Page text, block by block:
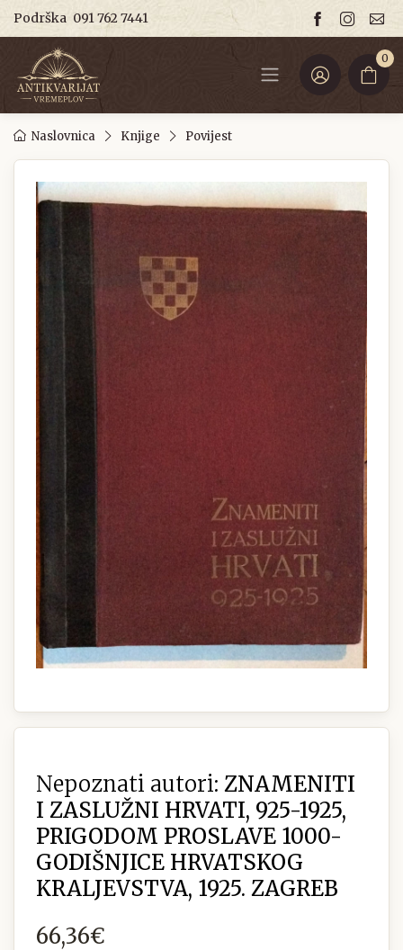
Podrška 091 762 7441
0
Naslovnica Knjige Povijest
Nepoznati autori: ZNAMENITI
I ZASLUŽNI HRVATI, 925-1925,
PRIGODOM PROSLAVE 1000-
GODIŠNJICE HRVATSKOG
KRALJEVSTVA, 1925. ZAGREB
66,36€